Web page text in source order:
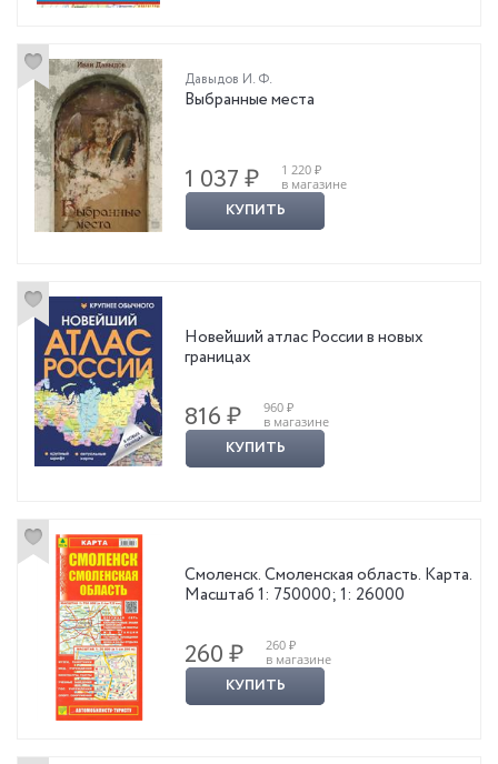
Давыдов И. Ф.
Выбранные места
1 037 ₽
1 220 ₽
в магазине
КУПИТЬ
Новейший атлас России в новых
границах
816 ₽
960 ₽
в магазине
КУПИТЬ
Смоленск. Смоленская область. Карта.
Масштаб 1: 750000; 1: 26000
260 ₽
260 ₽
в магазине
КУПИТЬ